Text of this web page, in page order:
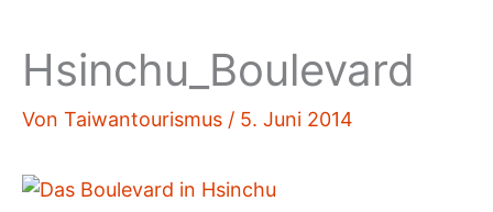
Hsinchu_Boulevard
Von Taiwantourismus / 5. Juni 2014